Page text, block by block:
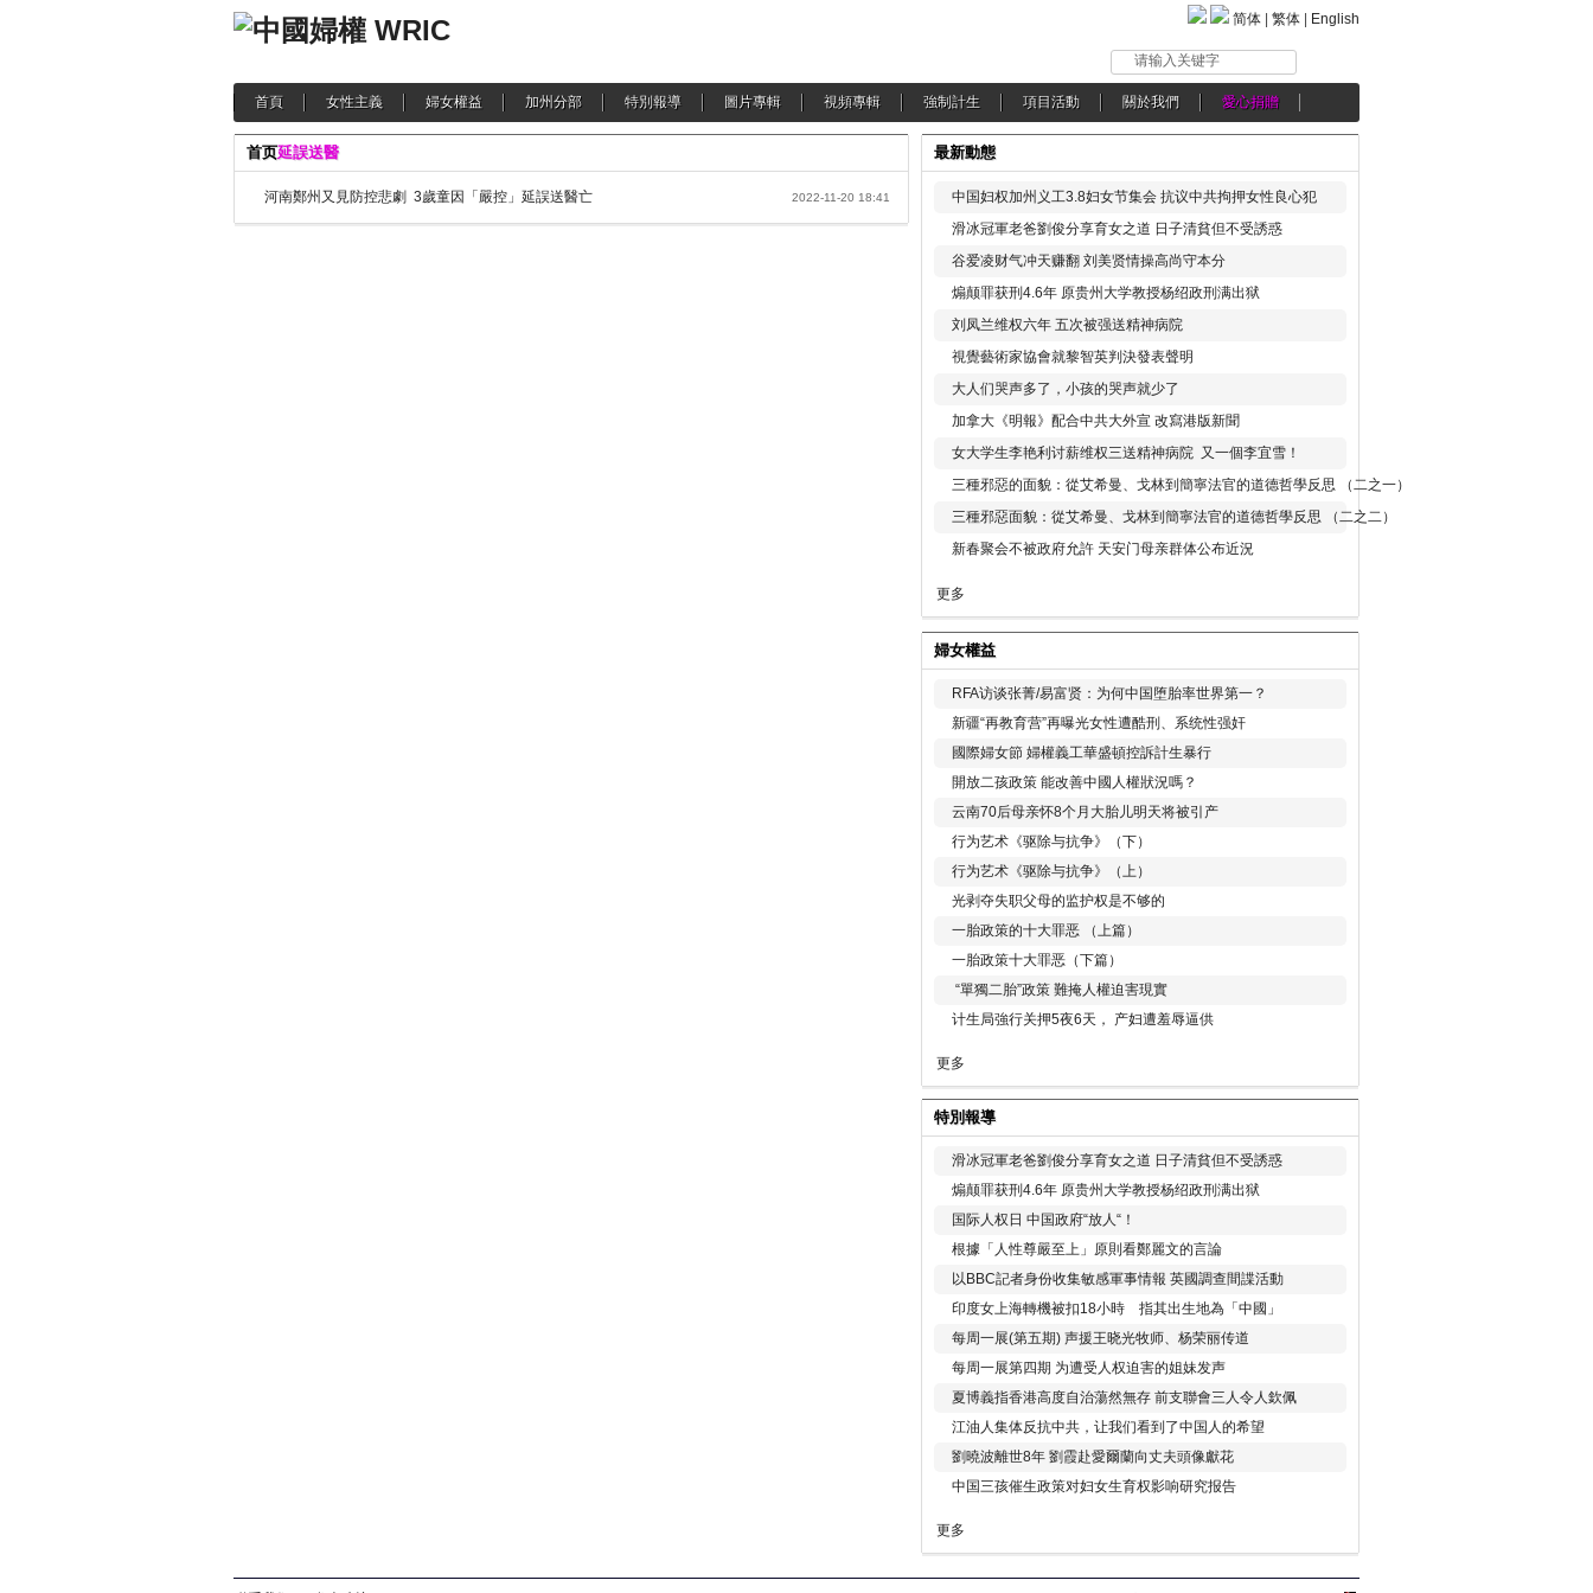
简体 繁体 English
请输入关键字
首頁 女性主義 婦女權益 加州分部 特別報導 圖片專輯 視頻專輯 強制計生 項目活動 關於我們 愛心捐贈
首页延誤送醫
河南鄭州又見防控悲劇 3歲童因「嚴控」延誤送醫亡 2022-11-20 18:41
最新動態
中国妇权加州义工3.8妇女节集会 抗议中共拘押女性良心犯
滑冰冠軍老爸劉俊分享育女之道 日子清貧但不受誘惑
谷爱凌财气冲天赚翻 刘美贤情操高尚守本分
煽颠罪获刑4.6年 原贵州大学教授杨绍政刑满出狱
刘凤兰维权六年 五次被强送精神病院
視覺藝術家協會就黎智英判決發表聲明
大人们哭声多了，小孩的哭声就少了
加拿大《明報》配合中共大外宣 改寫港版新聞
女大学生李艳利讨薪维权三送精神病院 又一個李宜雪！
三種邪惡的面貌：從艾希曼、戈林到簡寧法官的道德哲學反思 （二之一）
三種邪惡面貌：從艾希曼、戈林到簡寧法官的道德哲學反思 （二之二）
新春聚会不被政府允許 天安门母亲群体公布近況
更多
婦女權益
RFA访谈张菁/易富贤：为何中国堕胎率世界第一？
新疆“再教育营”再曝光女性遭酷刑、系统性强奸
國際婦女節 婦權義工華盛頓控訴計生暴行
開放二孩政策 能改善中國人權狀況嗎？
云南70后母亲怀8个月大胎儿明天将被引产
行为艺术《驱除与抗争》（下）
行为艺术《驱除与抗争》（上）
光剥夺失职父母的监护权是不够的
一胎政策的十大罪恶 （上篇）
一胎政策十大罪恶（下篇）
“單獨二胎”政策 難掩人權迫害現實
计生局強行关押5夜6天， 产妇遭羞辱逼供
更多
特別報導
滑冰冠軍老爸劉俊分享育女之道 日子清貧但不受誘惑
煽颠罪获刑4.6年 原贵州大学教授杨绍政刑满出狱
国际人权日 中国政府“放人“！
根據「人性尊嚴至上」原則看鄭麗文的言論
以BBC記者身份收集敏感軍事情報 英國調查間諜活動
印度女上海轉機被扣18小時 指其出生地為「中國」
每周一展(第五期) 声援王晓光牧师、杨荣丽传道
每周一展第四期 为遭受人权迫害的姐妹发声
夏博義指香港高度自治蕩然無存 前支聯會三人令人欽佩
江油人集体反抗中共，让我们看到了中国人的希望
劉曉波離世8年 劉霞赴愛爾蘭向丈夫頭像獻花
中国三孩催生政策对妇女生育权影响研究报告
更多